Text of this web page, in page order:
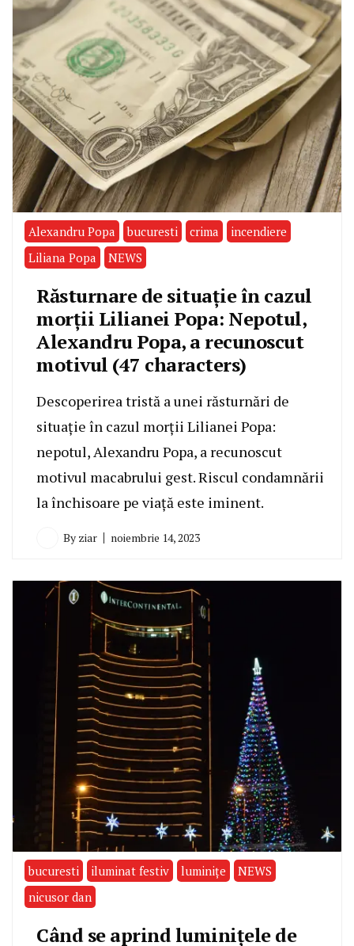
Alexandru Popa bucuresti crima
incendiere
Liliana Popa
NEWS
Răsturnare de situație în cazul
morții Lilianei Popa: Nepotul,
Alexandru Popa, a recunoscut
motivul (47 characters)
Descoperirea tristă a unei răsturnări de
situație în cazul morții Lilianei Popa:
nepotul, Alexandru Popa, a recunoscut
motivul macabrului gest. Riscul condamnării
la închisoare pe viață este iminent.
By ziar noiembrie 14, 2023
bucuresti iluminat festiv luminițe
NEWS
nicusor dan
Când se aprind luminițele de